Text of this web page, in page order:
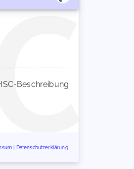
Beschreibung
Datenschutzerklärung